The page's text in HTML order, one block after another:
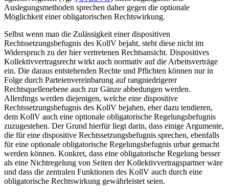
Auslegungsmethoden sprechen daher gegen die optionale
Möglichkeit einer obligatorischen Rechtswirkung.
Selbst wenn man die Zulässigkeit einer dispositiven
Rechtssetzungsbefugnis des KollV bejaht, steht diese nicht im
Widerspruch zu der hier vertretenen Rechtsansicht. Dispositives
Kollektivvertragsrecht wirkt auch normativ auf die Arbeitsverträge
ein. Die daraus entstehenden Rechte und Pflichten können nur in
Folge durch Parteienvereinbarung auf rangniedrigerer
Rechtsquellenebene auch zur Gänze abbedungen werden.
Allerdings werden diejenigen, welche eine dispositive
Rechtssetzungsbefugnis des KollV bejahen, eher dazu tendieren,
dem KollV auch eine optionale obligatorische Regelungsbefugnis
zuzugestehen. Der Grund hierfür liegt darin, dass einige Argumente,
die für eine dispositive Rechtssetzungsbefugnis sprechen, ebenfalls
für eine optionale obligatorische Regelungsbefugnis urbar gemacht
werden können. Konkret, dass eine obligatorische Regelung besser
als eine Nichtregelung von Seiten der Kollektivvertragspartner wäre
und dass die zentralen Funktionen des KollV auch durch eine
obligatorische Rechtswirkung gewährleistet seien.